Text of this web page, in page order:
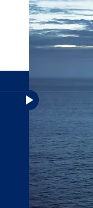
Wij zorgen ervoor